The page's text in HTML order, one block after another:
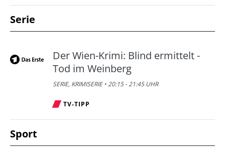
Serie
Der Wien-Krimi: Blind ermittelt -
Tod im Weinberg
SERIE, KRIMISERIE • 20:15 - 21:45 UHR
TV-TIPP
Sport